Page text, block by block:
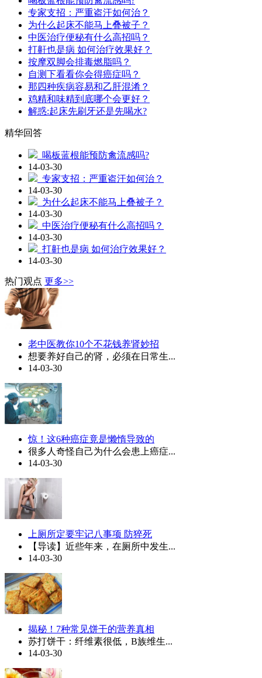
专家支招：严重盗汗如何治？
为什么起床不能马上叠被子？
中医治疗便秘有什么高招吗？
打鼾也是病 如何治疗效果好？
按摩双脚会排毒燃脂吗？
自测下看看你会得癌症吗？
那四种疾病容易和乙肝混淆？
鸡精和味精到底哪个会更好？
解惑:起床先刷牙还是先喝水?
精华回答
喝板蓝根能预防禽流感吗?
14-03-30
专家支招：严重盗汗如何治？
14-03-30
为什么起床不能马上叠被子？
14-03-30
中医治疗便秘有什么高招吗？
14-03-30
打鼾也是病 如何治疗效果好？
14-03-30
热门观点 更多>>
老中医教你10个不花钱养肾妙招
想要养好自己的肾，必须在日常生...
14-03-30
惊！这6种癌症竟是懒惰导致的
很多人奇怪自己为什么会患上癌症...
14-03-30
上厕所定要牢记八事项 防猝死
【导读】近些年来，在厕所中发生...
14-03-30
揭秘！7种常见饼干的营养真相
苏打饼干：纤维素很低，B族维生...
14-03-30